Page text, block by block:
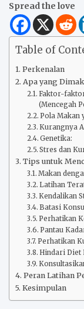
Spread the love
Table of
Perkenalan
Apa yang
Faktor-
(Mencegah
Pola Makan
Kurangnya
Genetika:
Stres dan
Tips untuk
Makan
Latihan
Kendalikan
Batasi
Perhatikan
Pantau
Perhatikan
Hindari Diet
Peran Latihan
Kesimpulan